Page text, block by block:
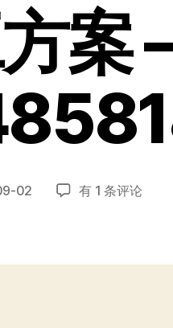
案
02
水
施
有 1 条评论